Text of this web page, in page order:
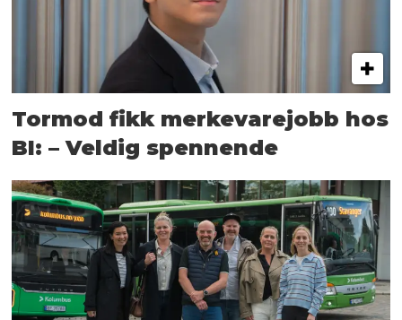
Tormod fikk merkevarejobb hos
BI: – Veldig spennende